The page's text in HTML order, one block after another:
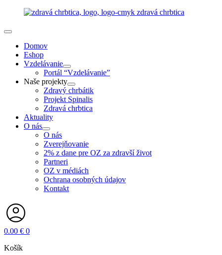
Domov
Eshop
Vzdelávanie
Portál “Vzdelávanie”
Naše projekty
Zdravý chrbátik
Projekt Spinalis
Zdravá chrbtica
Aktuality
O nás
O nás
Zverejňovanie
2% z dane pre OZ za zdravší život
Partneri
OZ v médiách
Ochrana osobných údajov
Kontakt
0.00 € 0
Košík